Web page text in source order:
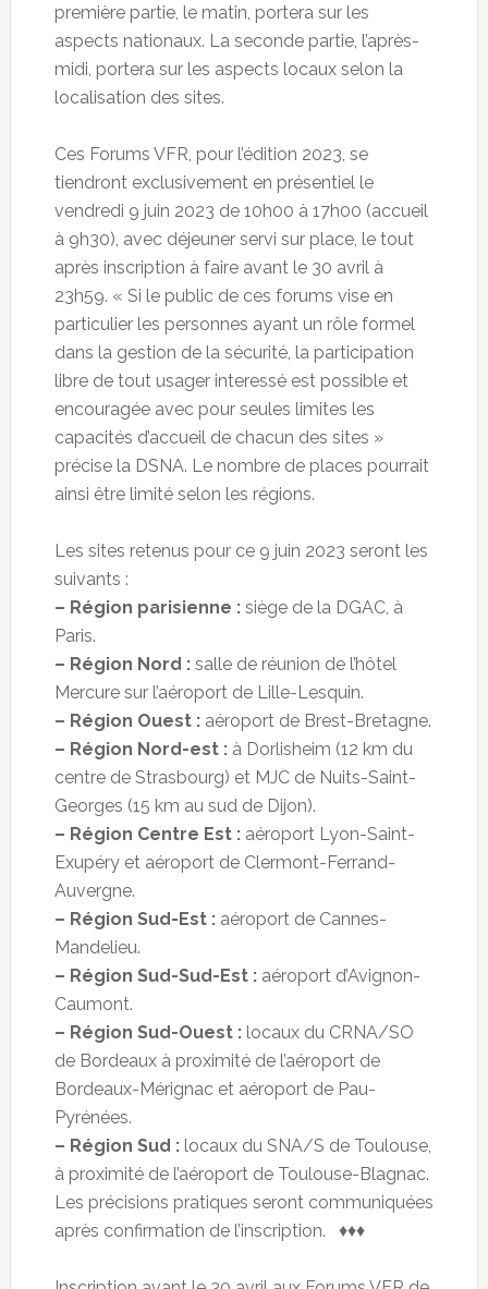
première partie, le matin, portera sur les
aspects nationaux. La seconde partie, l’après-
midi, portera sur les aspects locaux selon la
localisation des sites.
Ces Forums VFR, pour l’édition 2023, se
tiendront exclusivement en présentiel le
vendredi 9 juin 2023 de 10h00 à 17h00 (accueil
à 9h30), avec déjeuner servi sur place, le tout
après inscription à faire avant le 30 avril à
23h59. « Si le public de ces forums vise en
particulier les personnes ayant un rôle formel
dans la gestion de la sécurité, la participation
libre de tout usager interessé est possible et
encouragée avec pour seules limites les
capacités d’accueil de chacun des sites »
précise la DSNA. Le nombre de places pourrait
ainsi être limité selon les régions.
Les sites retenus pour ce 9 juin 2023 seront les
suivants :
– Région parisienne :siège de la DGAC, à
Paris.
– Région Nord :salle de réunion de l’hôtel
Mercure sur l’aéroport de Lille-Lesquin.
– Région Ouest :aéroport de Brest-Bretagne.
– Région Nord-est :à Dorlisheim (12 km du
centre de Strasbourg) et MJC de Nuits-Saint-
Georges (15 km au sud de Dijon).
– Région Centre Est :aéroport Lyon-Saint-
Exupéry et aéroport de Clermont-Ferrand-
Auvergne.
– Région Sud-Est :aéroport de Cannes-
Mandelieu.
– Région Sud-Sud-Est :aéroport d’Avignon-
Caumont.
– Région Sud-Ouest : locaux du CRNA/SO
de Bordeaux à proximité de l’aéroport de
Bordeaux-Mérignac et aéroport de Pau-
Pyrénées.
– Région Sud :locaux du SNA/S de Toulouse,
à proximité de l’aéroport de Toulouse-Blagnac.
Les précisions pratiques seront communiquées
après confirmation de l’inscription. ♦♦♦